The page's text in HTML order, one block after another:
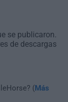
se publicaron.
de descargas
(Más